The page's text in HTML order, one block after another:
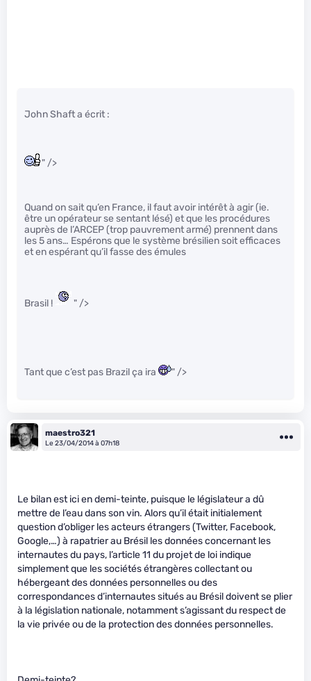
John Shaft a écrit :
" />
Quand on sait qu’en France, il faut avoir intérêt à agir (ie.
être un opérateur se sentant lésé) et que les procédures
auprès de l’ARCEP (trop pauvrement armé) prennent dans
les 5 ans… Espérons que le système brésilien soit efficaces
et en espérant qu’il fasse des émules
Brasil ! " />
Tant que c’est pas Brazil ça ira " />
maestro321
Le 23/04/2014 à 07h18
Le bilan est ici en demi-teinte, puisque le législateur a dû
mettre de l’eau dans son vin. Alors qu’il était initialement
question d’obliger les acteurs étrangers (Twitter, Facebook,
Google,…) à rapatrier au Brésil les données concernant les
internautes du pays, l’article 11 du projet de loi indique
simplement que les sociétés étrangères collectant ou
hébergeant des données personnelles ou des
correspondances d’internautes situés au Brésil doivent se plier
à la législation nationale, notamment s’agissant du respect de
la vie privée ou de la protection des données personnelles.